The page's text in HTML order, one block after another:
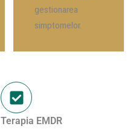
gestionarea
simptomelor.
Terapia EMDR